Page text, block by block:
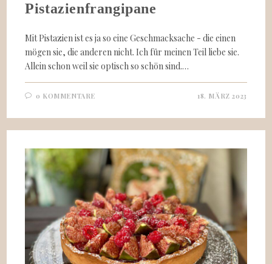
Pistazienfrangipane
Mit Pistazien ist es ja so eine Geschmacksache - die einen
mögen sie, die anderen nicht. Ich für meinen Teil liebe sie.
Allein schon weil sie optisch so schön sind.…
0 KOMMENTARE 18. MÄRZ 2023